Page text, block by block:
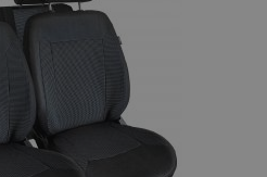
de
Deseos